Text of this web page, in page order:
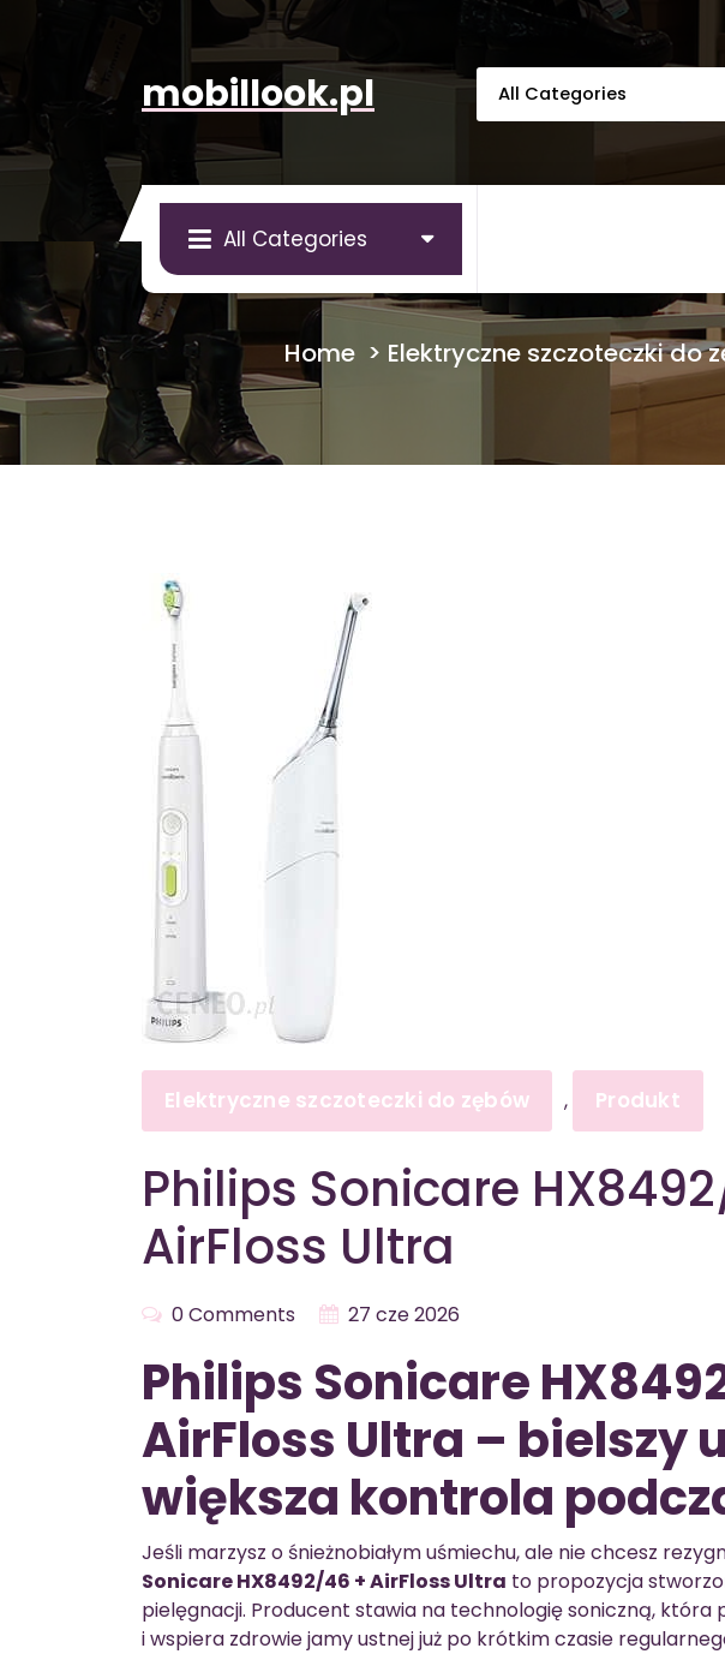
mobillook.pl
All Categories
Home> Elektryczne szczoteczki do
Elektryczne szczoteczki do zębów , Produkt
Philips Sonicare
AirFloss Ultra
0 Comments 27 cze 2026
Philips Sonicare
AirFloss Ultra – bielszy
większa kontrola
Jeśli marzysz o śnieżnobiałym uśmiechu, ale nie chcesz
Sonicare HX8492/46 + AirFloss Ultra to propozycja
pielęgnacji. Producent stawia na technologię soniczną, która
i wspiera zdrowie jamy ustnej już po krótkim czasie